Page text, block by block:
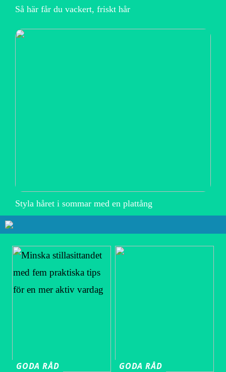
Så här får du vackert, friskt hår
Styla håret i sommar med en plattång
GODA RÅD
GODA RÅD